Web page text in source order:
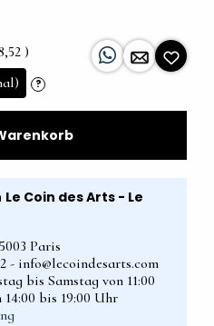
)
?
Le Coin des Arts - Le
Paris
- info@lecoindesarts.com
bis Samstag von 11:00
bis 19:00 Uhr